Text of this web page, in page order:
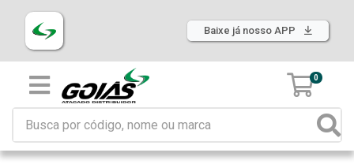
Baixe já nosso APP
0